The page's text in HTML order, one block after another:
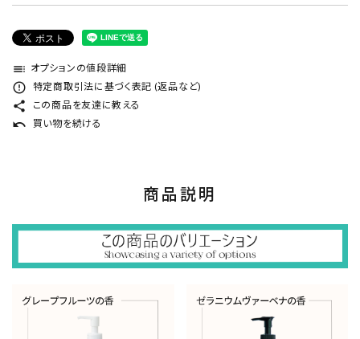
toc オプションの値段詳細
error_outline 特定商取引法に基づく表記 (返品など)
share この商品を友達に教える
undo 買い物を続ける
商品説明